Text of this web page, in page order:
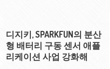
디지키, SPARKFUN의 분산
형 배터리 구동 센서 애플
리케이션 사업 강화해